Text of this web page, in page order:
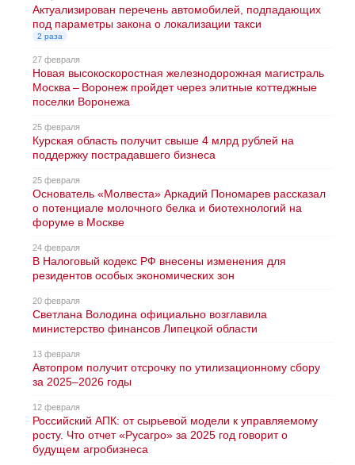
Актуализирован перечень автомобилей, подпадающих
под параметры закона о локализации такси
2 раза
27 февраля
Новая высокоскоростная железнодорожная магистраль
Москва – Воронеж пройдет через элитные коттеджные
поселки Воронежа
25 февраля
Курская область получит свыше 4 млрд рублей на
поддержку пострадавшего бизнеса
25 февраля
Основатель «Молвеста» Аркадий Пономарев рассказал
о потенциале молочного белка и биотехнологий на
форуме в Москве
24 февраля
В Налоговый кодекс РФ внесены изменения для
резидентов особых экономических зон
20 февраля
Светлана Володина официально возглавила
министерство финансов Липецкой области
13 февраля
Автопром получит отсрочку по утилизационному сбору
за 2025–2026 годы
12 февраля
Российский АПК: от сырьевой модели к управляемому
росту. Что отчет «Русагро» за 2025 год говорит о
будущем агробизнеса